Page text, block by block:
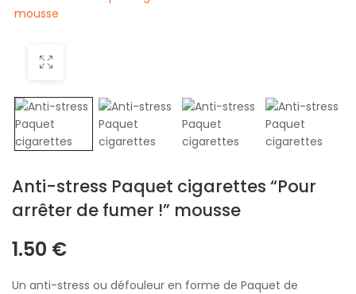
Anti-stress Paquet cigarettes “Pour
arrêter de fumer !” mousse
1.50 €
Un anti-stress ou défouleur en forme de Paquet de